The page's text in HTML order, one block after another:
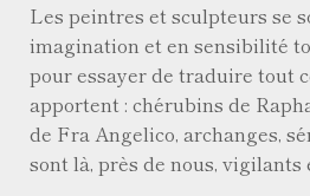
Les peintres et sculpteurs se
imagination et en sensibilité
pour essayer de traduire tout
apportent : chérubins de
de Fra Angelico, archanges,
sont là, près de nous, vigilants